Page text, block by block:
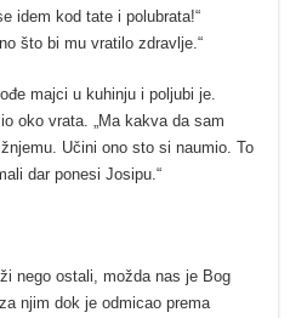
idem kod tate i polubrata!“
što bi mu vratilo zdravlje.“
majci u kuhinju i poljubi je.
oko vrata. „Ma kakva da sam
Učini ono sto si naumio. To
dar ponesi Josipu.“
nego ostali, možda nas je Bog
njim dok je odmicao prema